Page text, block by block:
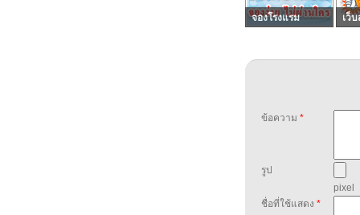
จองโรงแรม เว็
ข้อความ *
รูป
pixel
ชื่อที่ใช้แสดง *